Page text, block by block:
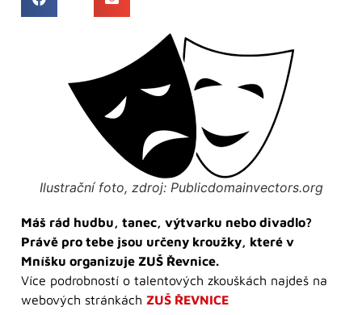
Ilustrační foto, zdroj: Publicdomainvectors.org
Máš rád hudbu, tanec, výtvarku nebo divadlo?
Právě pro tebe jsou určeny kroužky, které v
Mníšku organizuje ZUŠ Řevnice.
Více podrobností o talentových zkouškách najdeš na
webových stránkách ZUŠ ŘEVNICE